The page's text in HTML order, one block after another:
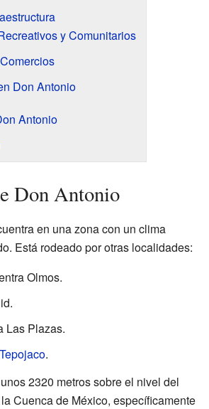
y Comunitarios
Don Antonio
Antonio
Don Antonio
en una zona con un clima
Está rodeado por otras localidades:
Olmos.
Las Plazas.
Tepojaco.
2320 metros sobre el nivel del
Cuenca de México, específicamente